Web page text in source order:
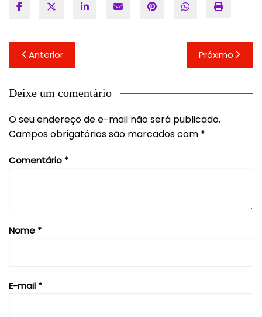
Navegação
de
Post
Anterior Próximo
Deixe um comentário
O seu endereço de e-mail não será publicado.
Campos obrigatórios são marcados com *
Comentário *
Nome *
E-mail *